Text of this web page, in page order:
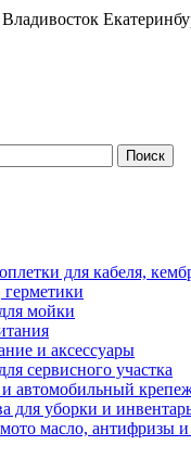
Владивосток
для кабеля,
мойки
и аксессуары
сервисного участка
автомобильный
для уборки и
масло, антифризы